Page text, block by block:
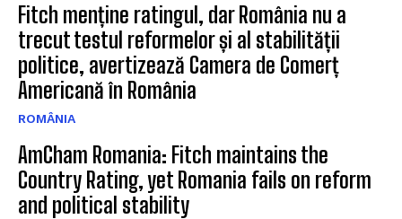
Fitch menține ratingul, dar România nu a
trecut testul reformelor și al stabilității
politice, avertizează Camera de Comerț
Americană în România
ROMÂNIA
AmCham Romania: Fitch maintains the
Country Rating, yet Romania fails on reform
and political stability